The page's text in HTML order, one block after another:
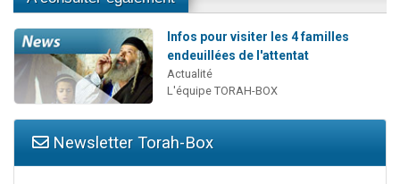
Infos pour visiter les 4 familles
endeuillées de l'attentat
Actualité
L'équipe TORAH-BOX
Newsletter Torah-Box